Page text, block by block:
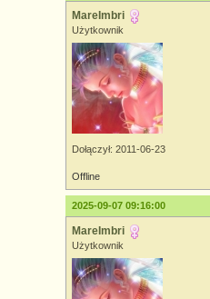
MareImbri
Użytkownik
Dołączył: 2011-06-23
Offline
2025-09-07 09:16:00
MareImbri
Użytkownik